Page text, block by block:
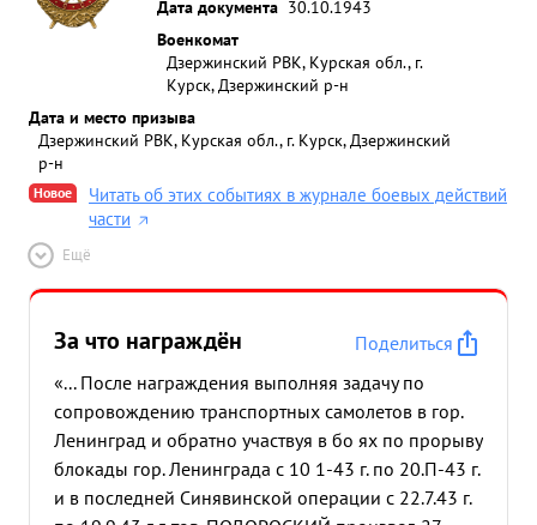
Дата документа 30.10.1943
Военкомат
Дзержинский РВК, Курская обл., г.
Курск, Дзержинский р-н
Дата и место призыва
Дзержинский РВК, Курская обл., г. Курск, Дзержинский
р-н
Новое
Читать об этих событиях в журнале боевых действий
части
Ещё
За что награждён
Поделиться
«... После награждения выполняя задачу по
сопровождению транспортных самолетов в гор.
Ленинград и обратно участвуя в бо ях по прорыву
блокады гор. Ленинграда с 10 1-43 г. по 20.П-43 г.
и в последней Синявинской операции с 22.7.43 г.